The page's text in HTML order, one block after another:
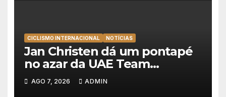
CICLISMO INTERNACIONAL NOTÍCIAS
Jan Christen dá um pontapé
no azar da UAE Team
Emirates e vence na Volta a
Polónia
AGO 7, 2026 ADMIN